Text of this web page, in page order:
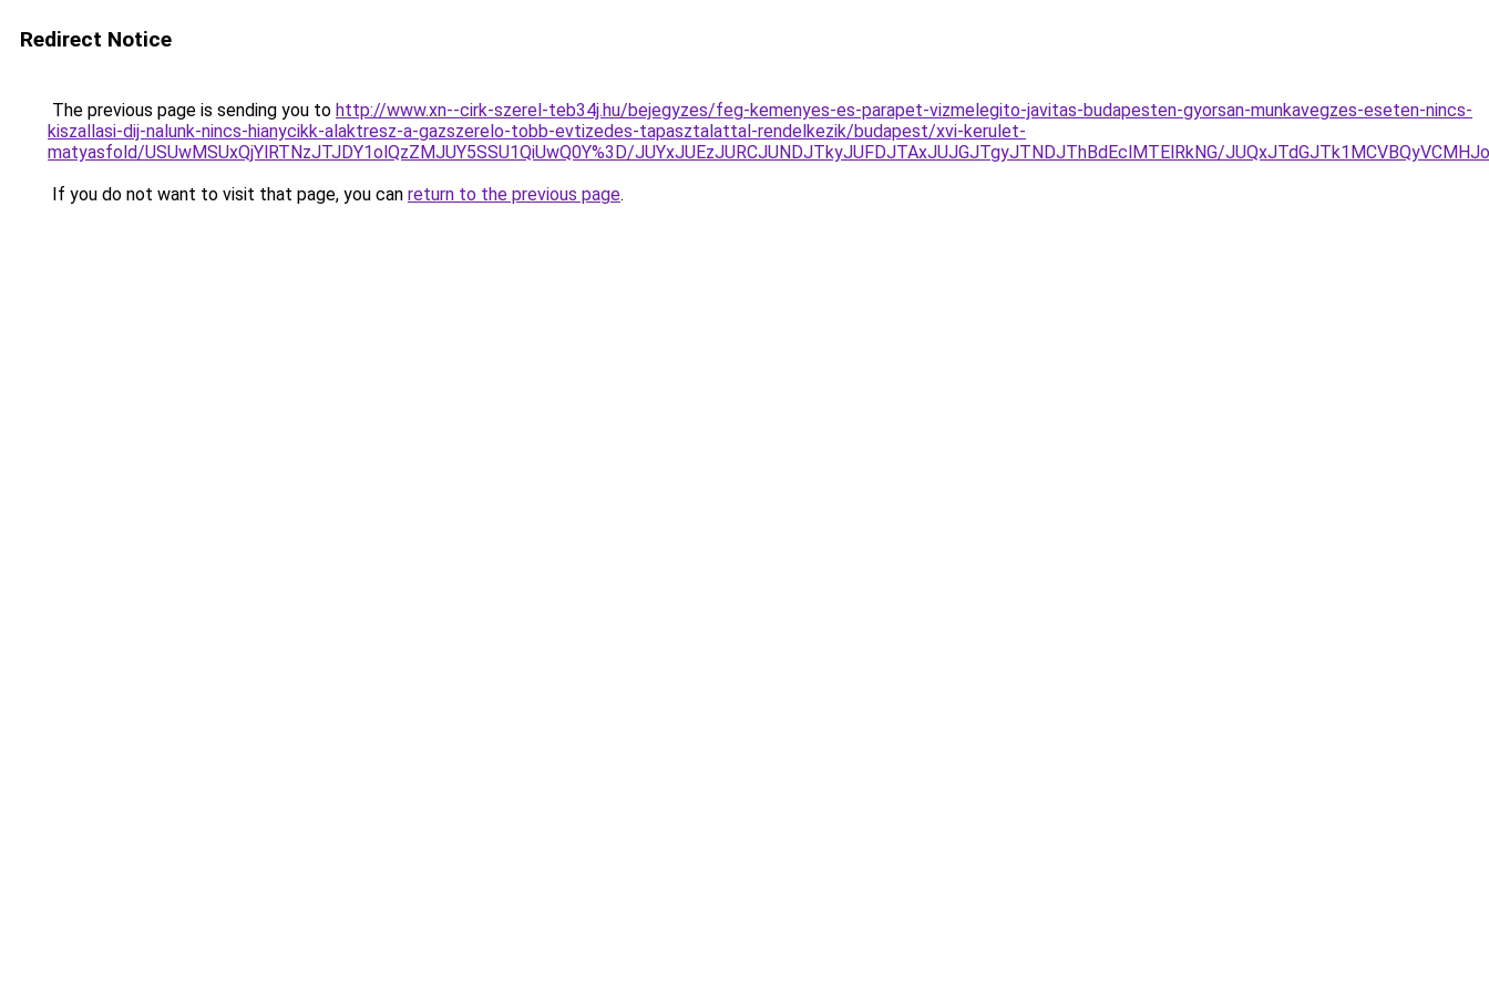
Redirect Notice
The previous page is sending you to http://www.xn--cirk-szerel-teb34j.hu/bejegyzes/feg-kemenyes-es-parapet-vizmelegito-javitas-budapesten-gyorsan-munkavegzes-eseten-nincs-
kiszallasi-dij-nalunk-nincs-hianycikk-alaktresz-a-gazszerelo-tobb-evtizedes-tapasztalattal-rendelkezik/budapest/xvi-kerulet-
matyasfold/USUwMSUxQjYlRTNzJTJDY1olQzZMJUY5SSU1QiUwQ0Y%3D/JUYxJUEzJURCJUNDJTkyJUFDJTAxJUJGJTgyJTNDJThBdEclMTElRkNG/
If you do not want to visit that page, you can return to the previous page.